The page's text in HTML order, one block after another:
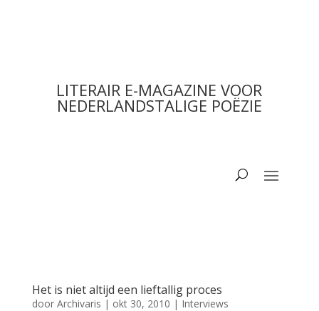
LITERAIR E-MAGAZINE VOOR
NEDERLANDSTALIGE POËZIE
Het is niet altijd een lieftallig proces
door Archivaris | okt 30, 2010 | Interviews